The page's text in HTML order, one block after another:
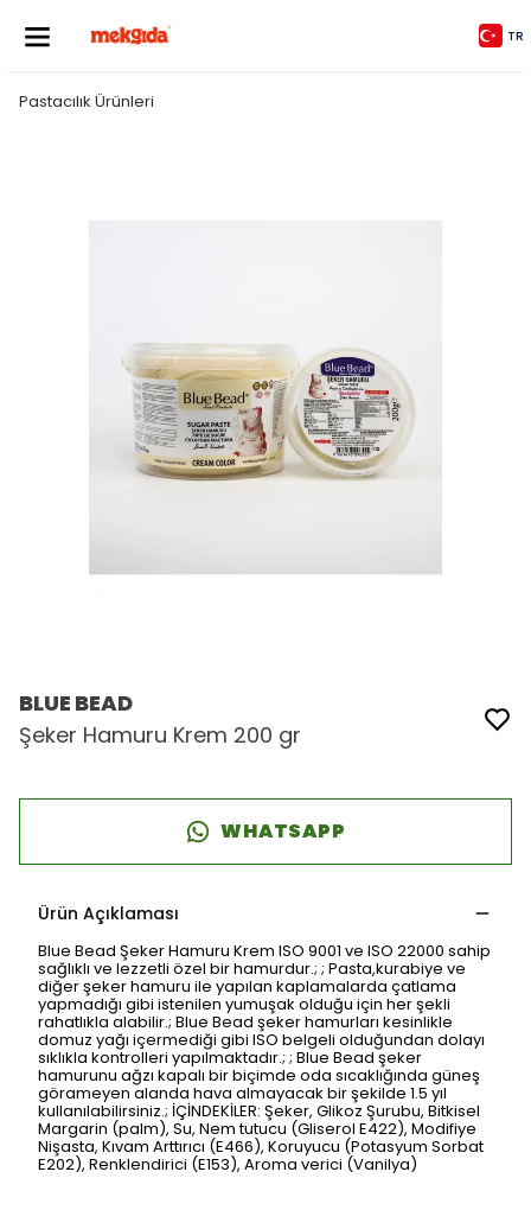
TR
Pastacılık Ürünleri
BLUE BEAD
Şeker Hamuru Krem 200 gr
WHATSAPP
Ürün Açıklaması
Blue Bead Şeker Hamuru Krem ISO 9001 ve ISO 22000 sahip
sağlıklı ve lezzetli özel bir hamurdur.; ; Pasta,kurabiye ve
diğer şeker hamuru ile yapılan kaplamalarda çatlama
yapmadığı gibi istenilen yumuşak olduğu için her şekli
rahatlıkla alabilir.; Blue Bead şeker hamurları kesinlikle
domuz yağı içermediği gibi ISO belgeli olduğundan dolayı
sıklıkla kontrolleri yapılmaktadır.; ; Blue Bead şeker
hamurunu ağzı kapalı bir biçimde oda sıcaklığında güneş
görameyen alanda hava almayacak bir şekilde 1.5 yıl
kullanılabilirsiniz.; İÇİNDEKİLER: Şeker, Glikoz Şurubu, Bitkisel
Margarin (palm), Su, Nem tutucu (Gliserol E422), Modifiye
Nişasta, Kıvam Arttırıcı (E466), Koruyucu (Potasyum Sorbat
E202), Renklendirici (E153), Aroma verici (Vanilya)